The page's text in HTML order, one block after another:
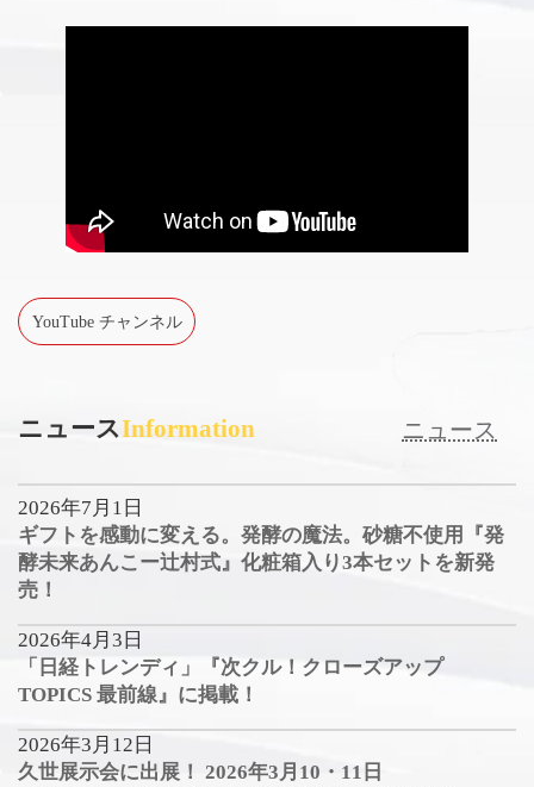
YouTube チャンネル
ニュースInformation ニュース
2026年7月1日
ギフトを感動に変える。発酵の魔法。砂糖不使用『発
酵未来あんこー辻村式』化粧箱入り3本セットを新発
売！
2026年4月3日
「日経トレンディ」『次クル！クローズアップ
TOPICS 最前線』に掲載！
2026年3月12日
久世展示会に出展！ 2026年3月10・11日